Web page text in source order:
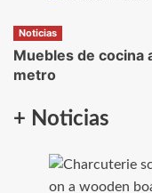
Noticias
Muebles de cocina
metro
+ Noticias